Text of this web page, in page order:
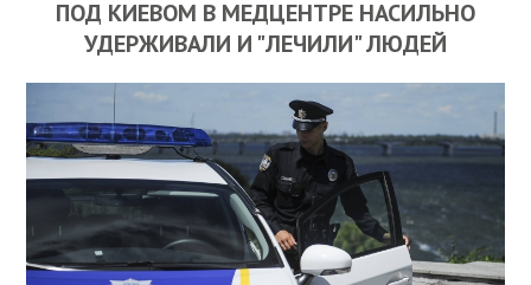
ПОД КИЕВОМ В МЕДЦЕНТРЕ НАСИЛЬНО
УДЕРЖИВАЛИ И "ЛЕЧИЛИ" ЛЮДЕЙ